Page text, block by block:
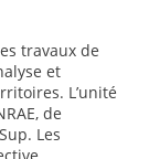
travaux de
et
L’unité
de
Les